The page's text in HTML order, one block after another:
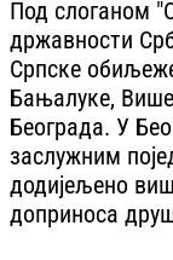
Под слоганом
државности
Српске
Бањалуке,
Београда. У
заслужним
додијељено
доприноса